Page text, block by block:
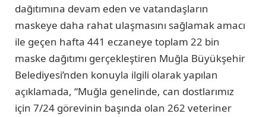
dağıtımına devam eden ve vatandaşların
maskeye daha rahat ulaşmasını sağlamak amacı
ile geçen hafta 441 eczaneye toplam 22 bin
maske dağıtımı gerçekleştiren Muğla Büyükşehir
Belediyesi’nden konuyla ilgili olarak yapılan
açıklamada, “Muğla genelinde, can dostlarımız
için 7/24 görevinin başında olan 262 veteriner